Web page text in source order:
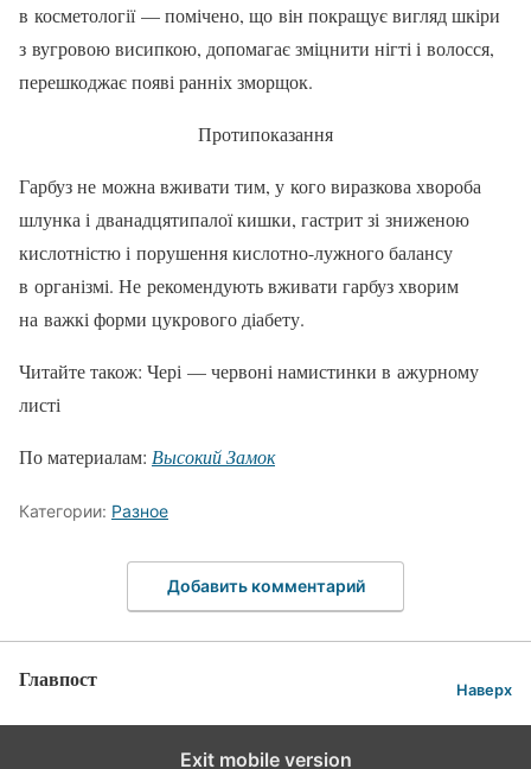
в косметології — помічено, що він покращує ви­гляд шкіри
з вугровою висипкою, допомагає зміцнити нігті і волос­ся,
перешкоджає появі ранніх зморщок.
Протипоказання
Гарбуз не можна вживати тим, у кого виразкова хвороба
шлун­ка і дванадцятипалої кишки, га­стрит зі зниженою
кислотністю і порушення кислотно-лужного балансу
в організмі. Не реко­мендують вживати гарбуз хво­рим
на важкі форми цукрового діабету.
Читайте також: Чері — червоні намистинки в ажурному
листі
По материалам: Высокий Замок
Категории: Разное
Добавить комментарий
Главпост Наверх
Exit mobile version